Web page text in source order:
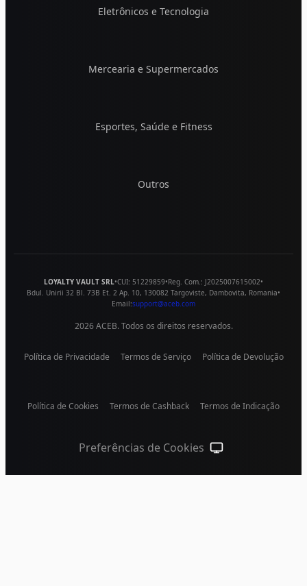
Eletrônicos e Tecnologia
Mercearia e Supermercados
Esportes, Saúde e Fitness
Outros
LOYALTY VAULT SRL•CUI: 51229859•Reg. Com.: J2025007615002•
Bdul. Unirii 32 Bl. 73B Et. 2 Ap. 10, 130082 Targoviste, Dambovita, Romania•
Email:support@aceb.com
2026 ACEB. Todos os direitos reservados.
Política de Privacidade Termos de Serviço Política de Devolução
Política de Cookies Termos de Cashback Termos de Indicação
Preferências de Cookies Tema do sistema